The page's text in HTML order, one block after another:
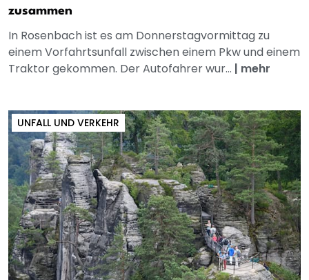
zusammen
In Rosenbach ist es am Donnerstagvormittag zu
einem Vorfahrtsunfall zwischen einem Pkw und einem
Traktor gekommen. Der Autofahrer wur... | mehr
UNFALL UND VERKEHR